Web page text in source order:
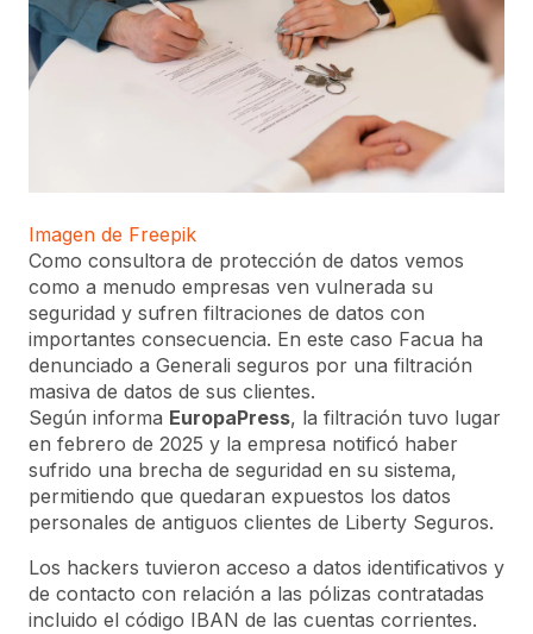
Imagen de Freepik
Como consultora de protección de datos vemos
como a menudo empresas ven vulnerada su
seguridad y sufren filtraciones de datos con
importantes consecuencia. En este caso Facua ha
denunciado a Generali seguros por una filtración
masiva de datos de sus clientes.
Según informa EuropaPress, la filtración tuvo lugar
en febrero de 2025 y la empresa notificó haber
sufrido una brecha de seguridad en su sistema,
permitiendo que quedaran expuestos los datos
personales de antiguos clientes de Liberty Seguros.
Los hackers tuvieron acceso a datos identificativos y
de contacto con relación a las pólizas contratadas
incluido el código IBAN de las cuentas corrientes.